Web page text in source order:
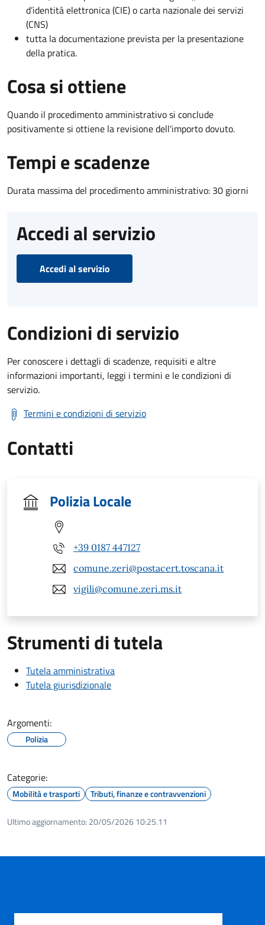
d’identità elettronica (CIE) o carta nazionale dei servizi
(CNS)
tutta la documentazione prevista per la presentazione
della pratica.
Cosa si ottiene
Quando il procedimento amministrativo si conclude
positivamente si ottiene la revisione dell'importo dovuto.
Tempi e scadenze
Durata massima del procedimento amministrativo: 30 giorni
Accedi al servizio
Accedi al servizio
Condizioni di servizio
Per conoscere i dettagli di scadenze, requisiti e altre
informazioni importanti, leggi i termini e le condizioni di
servizio.
Termini e condizioni di servizio
Contatti
Polizia Locale
+39 0187 447127
comune.zeri@postacert.toscana.it
vigili@comune.zeri.ms.it
Strumenti di tutela
Tutela amministrativa
Tutela giurisdizionale
Argomenti:
Polizia
Categorie:
Mobilità e trasporti Tributi, finanze e contravvenzioni
Ultimo aggiornamento: 20/05/2026 10:25.11